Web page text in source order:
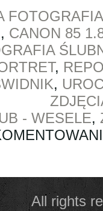
, CANON 85
,
,
- WESELE,
All rights